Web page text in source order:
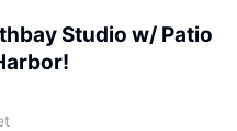
Studio w/ Patio